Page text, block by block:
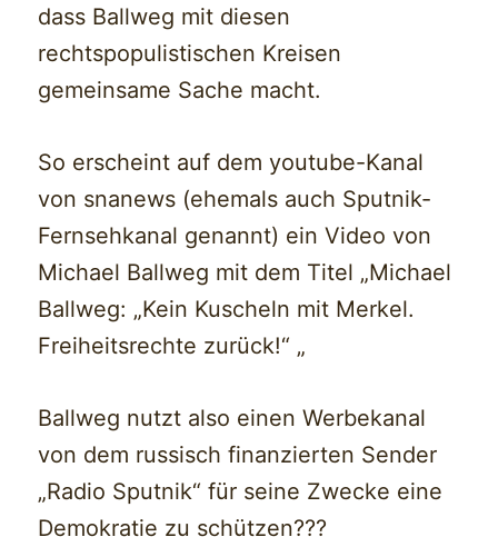
dass Ballweg mit diesen
rechtspopulistischen Kreisen
gemeinsame Sache macht.
So erscheint auf dem youtube-Kanal
von snanews (ehemals auch Sputnik-
Fernsehkanal genannt) ein Video von
Michael Ballweg mit dem Titel „Michael
Ballweg: „Kein Kuscheln mit Merkel.
Freiheitsrechte zurück!“ „
Ballweg nutzt also einen Werbekanal
von dem russisch finanzierten Sender
„Radio Sputnik“ für seine Zwecke eine
Demokratie zu schützen???